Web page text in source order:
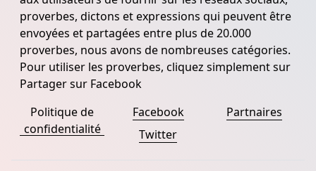
proverbes, dictons et expressions qui peuvent être
envoyées et partagées entre plus de 20.000
proverbes, nous avons de nombreuses catégories.
Pour utiliser les proverbes, cliquez simplement sur
Partager sur Facebook
Politique de
confidentialité
Facebook
Twitter
Partnaires